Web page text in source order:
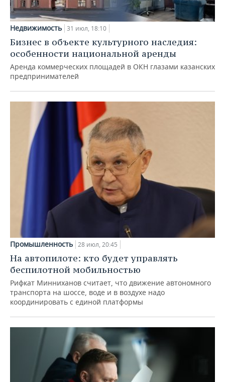
Недвижимость 31 июл, 18:10
Бизнес в объекте культурного наследия:
особенности национальной аренды
Аренда коммерческих площадей в ОКН глазами казанских
предпринимателей
Промышленность 28 июл, 20:45
На автопилоте: кто будет управлять
беспилотной мобильностью
Рифкат Минниханов считает, что движение автономного
транспорта на шоссе, воде и в воздухе надо
координировать с единой платформы